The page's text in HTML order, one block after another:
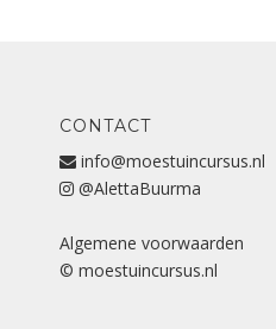
CONTACT
info@moestuincursus.nl
@AlettaBuurma
Algemene voorwaarden
© moestuincursus.nl